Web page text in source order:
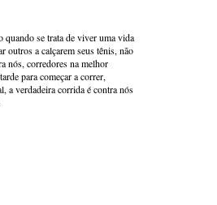
se trata de viver uma vida
outros a calçarem seus tênis, não
nós, corredores na melhor
para começar a correr,
a verdadeira corrida é contra nós